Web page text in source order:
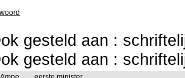
gesteld aan :
gesteld aan :